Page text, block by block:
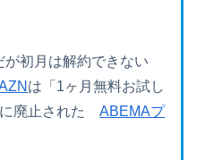
が初月は解約できない
は「1ヶ月無料お試し
に廃止されたABEMAプ